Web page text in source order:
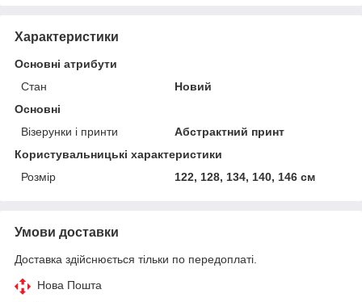
Характеристики
Основні атрибути
Стан
Новий
Основні
Візерунки і принти
Абстрактний принт
Користувальницькі характеристики
Розмір
122, 128, 134, 140, 146 см
Умови доставки
Доставка здійснюється тільки по передоплаті.
Нова Пошта